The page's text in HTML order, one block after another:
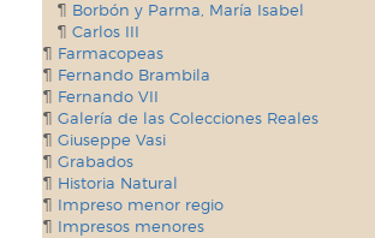
Borbón y Parma, María Isabel
Carlos III
Farmacopeas
Fernando Brambila
Fernando VII
Galería de las Colecciones Reales
Giuseppe Vasi
Grabados
Historia Natural
Impreso menor regio
Impresos menores